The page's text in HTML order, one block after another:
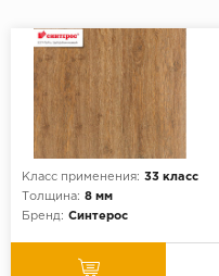
Класс применения: 33 класс
Толщина: 8 мм
Бренд: Синтерос